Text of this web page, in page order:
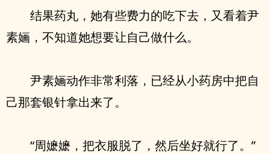
结果药丸，她有些费力的吃下去，又看着尹
素婳，不知道她想要让自己做什么。
尹素婳动作非常利落，已经从小药房中把自
己那套银针拿出来了。
“周嬷嬷，把衣服脱了，然后坐好就行了。”